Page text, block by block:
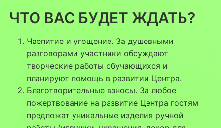
ЧТО ВАС БУДЕТ ЖДАТЬ?
Чаепитие и угощение. За душевными
разговорами участники обсуждают
творческие работы обучающихся и
планируют помощь в развитии Центра.
Благотворительные взносы. За любое
пожертвование на развитие Центра гостям
предложат уникальные изделия ручной